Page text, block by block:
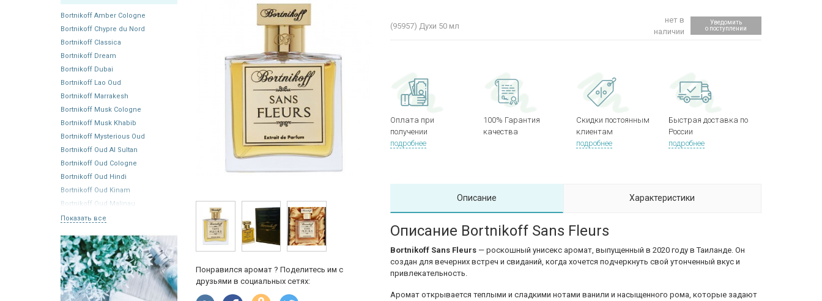
Bortnikoff Amber Cologne
Bortnikoff Chypre du Nord
Bortnikoff Classica
Bortnikoff Dream
Bortnikoff Dubai
Bortnikoff Lao Oud
Bortnikoff Marrakesh
Bortnikoff Musk Cologne
Bortnikoff Musk Khabib
Bortnikoff Mysterious Oud
Bortnikoff Oud Al Sultan
Bortnikoff Oud Cologne
Bortnikoff Oud Hindi
Bortnikoff Oud Kinam
Bortnikoff Oud Malinau
Показать все
Понравился аромат ? Поделитесь им с
друзьями в социальных сетях:
(95957) Духи 50 мл
нет в
наличии
Уведомить
о поступлении
Оплата при
получении
подробнее
100% Гарантия
качества
Скидки постоянным
клиентам
подробнее
Быстрая доставка по
России
подробнее
Описание Характеристики
Описание Bortnikoff Sans Fleurs
Bortnikoff Sans Fleurs — роскошный унисекс аромат, выпущенный в 2020 году в Таиланде. Он
создан для вечерних встреч и свиданий, когда хочется подчеркнуть свой утонченный вкус и
привлекательность.
Аромат открывается теплыми и сладкими нотами ванили и насыщенного рома, которые задают